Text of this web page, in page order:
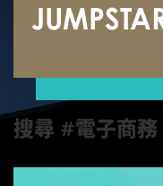
搜尋 #電子商務